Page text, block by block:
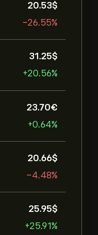
20.53‎$‎
-26.55%
31.25‎$‎
+20.56%
23.70‎€‎
+0.64%
20.66‎$‎
-4.48%
25.95‎$‎
+25.91%